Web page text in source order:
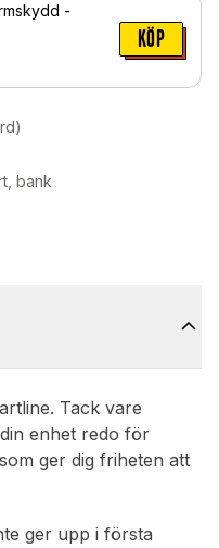
-
KÖP
bank
Tack vare
enhet redo för
ger dig friheten att
ger upp i första